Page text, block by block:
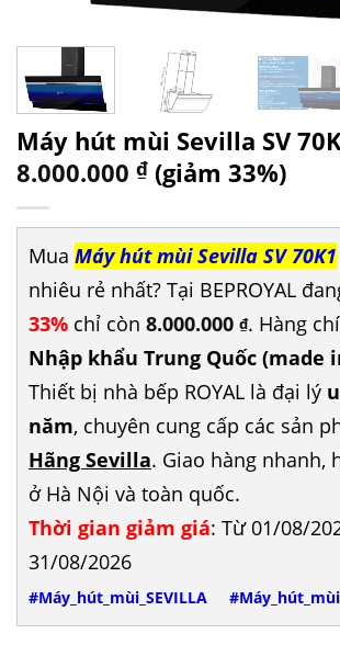
Máy hút mùi Sevilla SV
8.000.000 ₫ (giảm 33%)
Mua Máy hút mùi Sevilla SV 70K1
nhiêu rẻ nhất? Tại BEPROYAL
33% chỉ còn 8.000.000 ₫. Hàng
Nhập khẩu Trung Quốc (made
Thiết bị nhà bếp ROYAL là đại lý
năm, chuyên cung cấp các sản
Hãng Sevilla. Giao hàng nhanh,
ở Hà Nội và toàn quốc.
Thời gian giảm giá: Từ 01/08/
31/08/2026
#Máy_hút_mùi_SEVILLA #Máy_hút_mùi